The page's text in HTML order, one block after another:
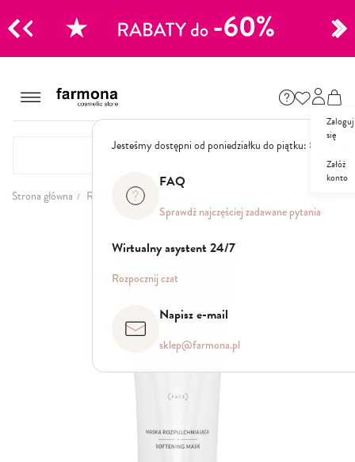
do
Jesteśmy dostępni od poniedziałku do piątku: 8.00 -
FAQ
Sprawdź najczęściej zadawane pytania
Wirtualny asystent 24/7
Rozpocznij czat
Napisz e-mail
sklep@farmona.pl
Zaloguj
się
Załóż
konto
Szampony
Dla mężczyzn
Odżywki, maski, serum
Włosy suche i łamliwe
Strona główna Ręce Maski